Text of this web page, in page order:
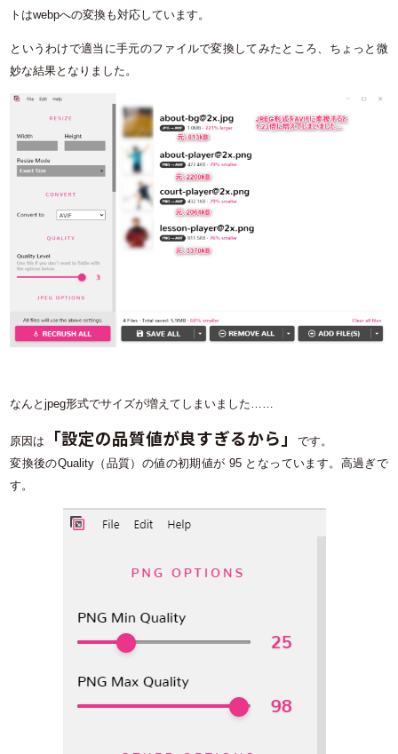
トはwebpへの変換も対応しています。
というわけで適当に手元のファイルで変換してみたところ、ちょっと微
妙な結果となりました。
なんとjpeg形式でサイズが増えてしまいました……
原因は 「設定の品質値が良すぎるから」です。
変換後のQuality（品質）の値の初期値が 95 となっています。高過ぎで
す。